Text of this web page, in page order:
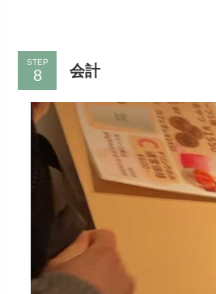
STEP
会計